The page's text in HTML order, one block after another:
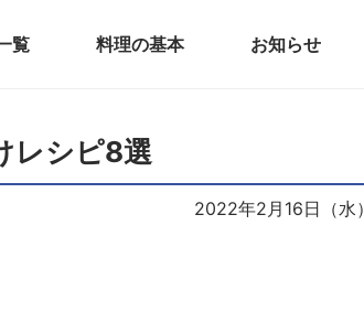
覧 料理の基本 お知らせ
レシピ8選
2022年2月16日（水）